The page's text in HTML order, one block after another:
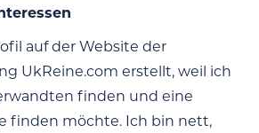
auf der Website der
UkReine.com erstellt, weil ich
finden und eine
finden möchte. Ich bin nett,